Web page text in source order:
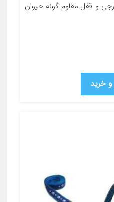
خارجی و قفل مقاوم گونه حیوان
خرید